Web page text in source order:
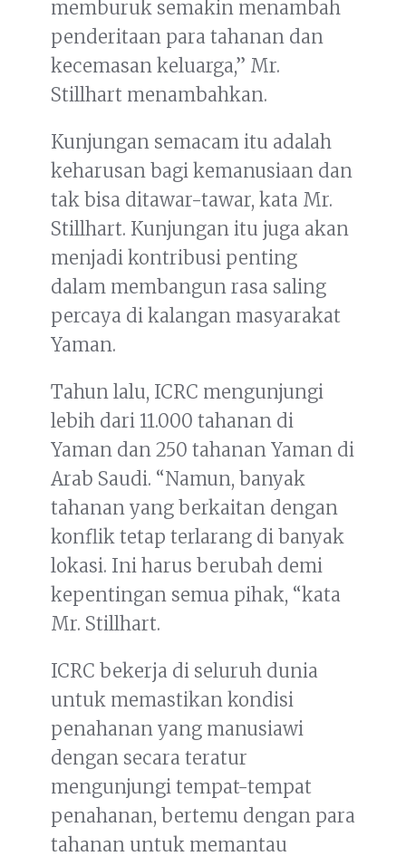
memburuk semakin menambah
penderitaan para tahanan dan
kecemasan keluarga,” Mr.
Stillhart menambahkan.
Kunjungan semacam itu adalah
keharusan bagi kemanusiaan dan
tak bisa ditawar-tawar, kata Mr.
Stillhart. Kunjungan itu juga akan
menjadi kontribusi penting
dalam membangun rasa saling
percaya di kalangan masyarakat
Yaman.
Tahun lalu, ICRC mengunjungi
lebih dari 11.000 tahanan di
Yaman dan 250 tahanan Yaman di
Arab Saudi. “Namun, banyak
tahanan yang berkaitan dengan
konflik tetap terlarang di banyak
lokasi. Ini harus berubah demi
kepentingan semua pihak, “kata
Mr. Stillhart.
ICRC bekerja di seluruh dunia
untuk memastikan kondisi
penahanan yang manusiawi
dengan secara teratur
mengunjungi tempat-tempat
penahanan, bertemu dengan para
tahanan untuk memantau